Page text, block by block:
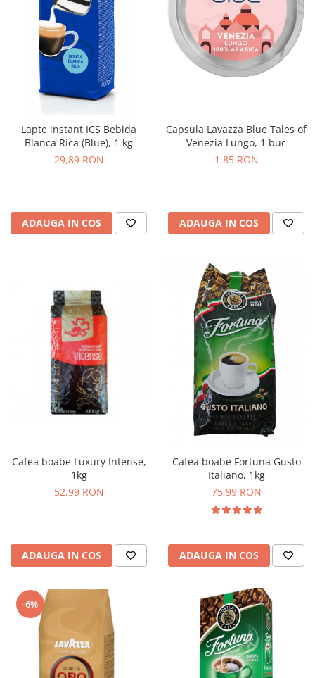
Lapte instant ICS Bebida
Blanca Rica (Blue), 1 kg
29,89 RON
ADAUGA IN COS
Capsula Lavazza Blue Tales of
Venezia Lungo, 1 buc
1,85 RON
ADAUGA IN COS
Cafea boabe Luxury Intense,
1kg
52,99 RON
ADAUGA IN COS
Cafea boabe Fortuna Gusto
Italiano, 1kg
75,99 RON
ADAUGA IN COS
-6%